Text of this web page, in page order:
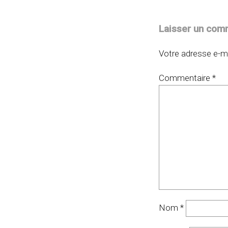
Laisser un
Votre adresse e-
Commentaire *
Nom *